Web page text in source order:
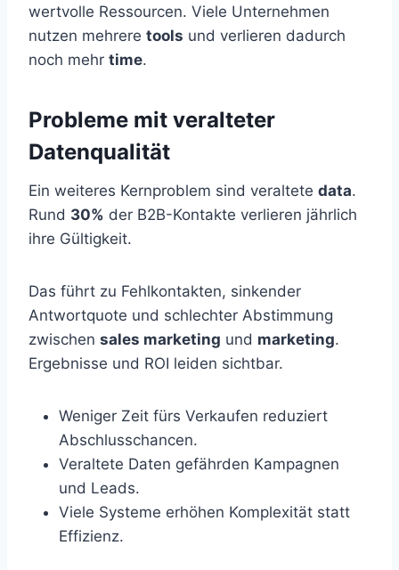
wertvolle Ressourcen. Viele Unternehmen
nutzen mehrere tools und verlieren dadurch
noch mehr time.
Probleme mit veralteter
Datenqualität
Ein weiteres Kernproblem sind veraltete data.
Rund 30% der B2B-Kontakte verlieren jährlich
ihre Gültigkeit.
Das führt zu Fehlkontakten, sinkender
Antwortquote und schlechter Abstimmung
zwischen sales marketing und marketing.
Ergebnisse und ROI leiden sichtbar.
Weniger Zeit fürs Verkaufen reduziert
Abschlusschancen.
Veraltete Daten gefährden Kampagnen
und Leads.
Viele Systeme erhöhen Komplexität statt
Effizienz.